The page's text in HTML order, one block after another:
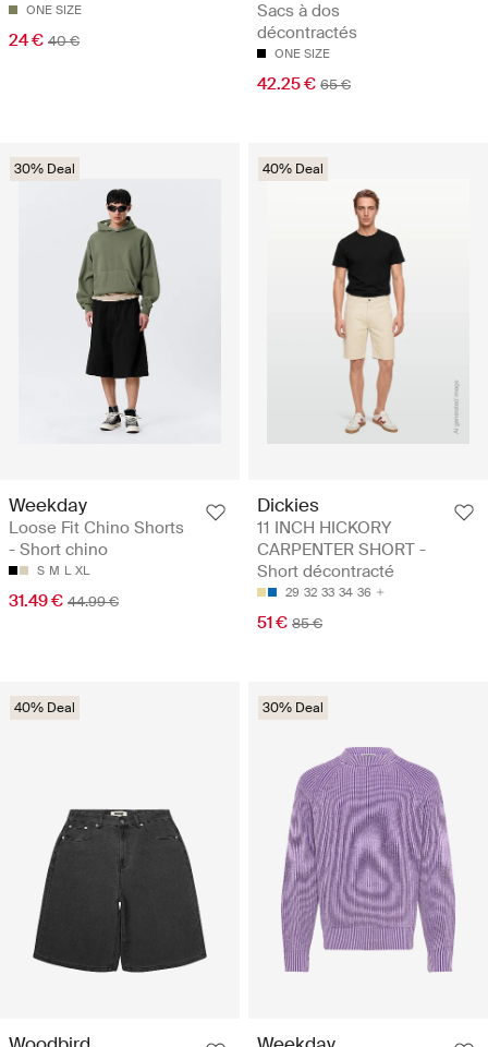
ONE SIZE
24 € 40 €
Sacs à dos
décontractés
ONE SIZE
42.25 € 65 €
30% Deal
Weekday
Loose Fit Chino Shorts
- Short chino
S M L XL
31.49 € 44.99 €
40% Deal
Dickies
11 INCH HICKORY
CARPENTER SHORT -
Short décontracté
29 32 33 34 36
51 € 85 €
40% Deal 30% Deal